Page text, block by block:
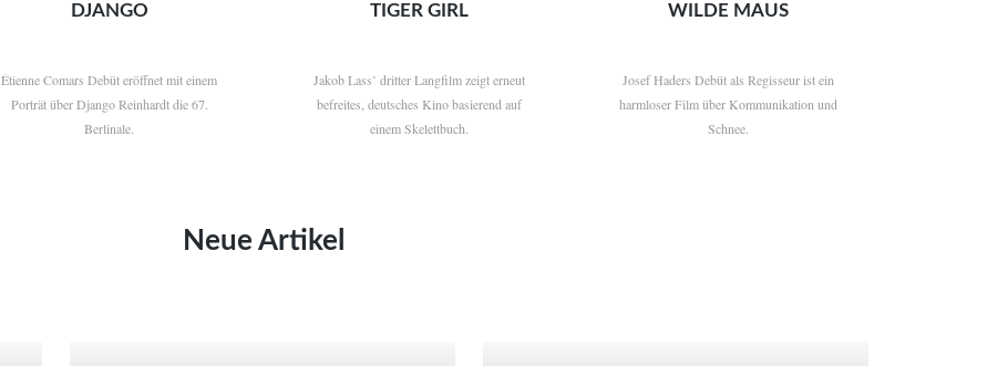
DJANGO
Étienne Comars Debüt eröffnet mit einem
Porträt über Django Reinhardt die 67.
Berlinale.
TIGER GIRL
Jakob Lass’ dritter Langfilm zeigt erneut
befreites, deutsches Kino basierend auf
einem Skelettbuch.
WILDE MAUS
Josef Haders Debüt als Regisseur ist ein
harmloser Film über Kommunikation und
Schnee.
Neue Artikel